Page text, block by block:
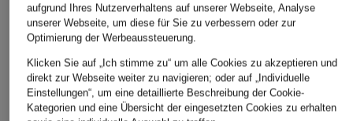
Bestpreis:59,49 €
Ursprünglich:89,99 €
Bestpreis:
Ursprünglich:
ÄHNLICHE ARTIKEL ENTDECKEN
aufgrund Ihres Nutzerverhaltens auf unserer Webseite, Analyse
unserer Webseite, um diese für Sie zu verbessern oder zur
Optimierung der Werbeaussteuerung.
Klicken Sie auf „Ich stimme zu“ um alle Cookies zu akzeptieren und
direkt zur Webseite weiter zu navigieren; oder auf „Individuelle
Einstellungen“, um eine detaillierte Beschreibung der Cookie-
Kategorien und eine Übersicht der eingesetzten Cookies zu erhalten